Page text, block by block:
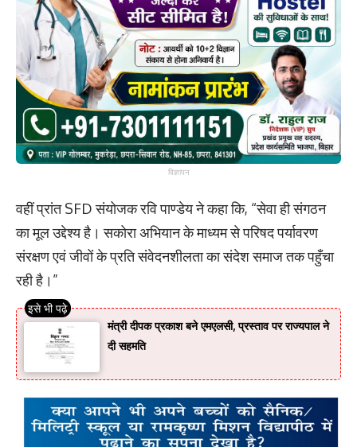
विज्ञापन
वहीं प्रांत SFD संयोजक रवि पाण्डेय ने कहा कि, “सेवा ही संगठन
का मूल उद्देश्य है। सकोरा अभियान के माध्यम से परिषद पर्यावरण
संरक्षण एवं जीवों के प्रति संवेदनशीलता का संदेश समाज तक पहुँचा
रही है।”
मंत्री दीपक प्रकाश बने एमएलसी, प्रस्ताव पर राज्यपाल ने
दी सहमति